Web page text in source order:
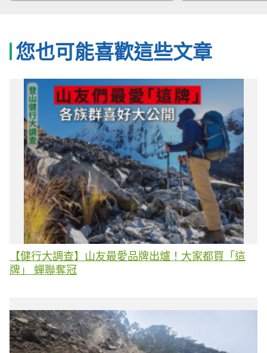
您也可能喜歡這些文章
【健行大調查】山友最愛品牌出爐！大家都買「這
牌」 蟬聯奪冠